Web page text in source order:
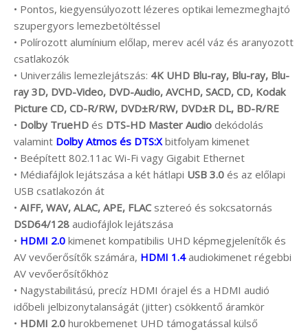
• Pontos, kiegyensúlyozott lézeres optikai lemezmeghajtó
szupergyors lemezbetöltéssel
• Polírozott alumínium előlap, merev acél váz és aranyozott
csatlakozók
• Univerzális lemezlejátszás: 4K UHD Blu-ray, Blu-ray, Blu-
ray 3D, DVD-Video, DVD-Audio, AVCHD, SACD, CD, Kodak
Picture CD, CD-R/RW, DVD±R/RW, DVD±R DL, BD-R/RE
• Dolby TrueHD és DTS-HD Master Audio dekódolás
valamint Dolby Atmos és DTS:X bitfolyam kimenet
• Beépített 802.11ac Wi-Fi vagy Gigabit Ethernet
• Médiafájlok lejátszása a két hátlapi USB 3.0 és az előlapi
USB csatlakozón át
• AIFF, WAV, ALAC, APE, FLACsztereó és sokcsatornás
DSD64/128 audiofájlok lejátszása
• HDMI 2.0 kimenet kompatibilis UHD képmegjelenítők és
AV vevőerősítők számára, HDMI 1.4audiokimenet régebbi
AV vevőerősítőkhöz
• Nagystabilitású, precíz HDMI órajel és a HDMI audió
időbeli jelbizonytalanságát (jitter) csökkentő áramkör
• HDMI 2.0 hurokbemenet UHD támogatással külső